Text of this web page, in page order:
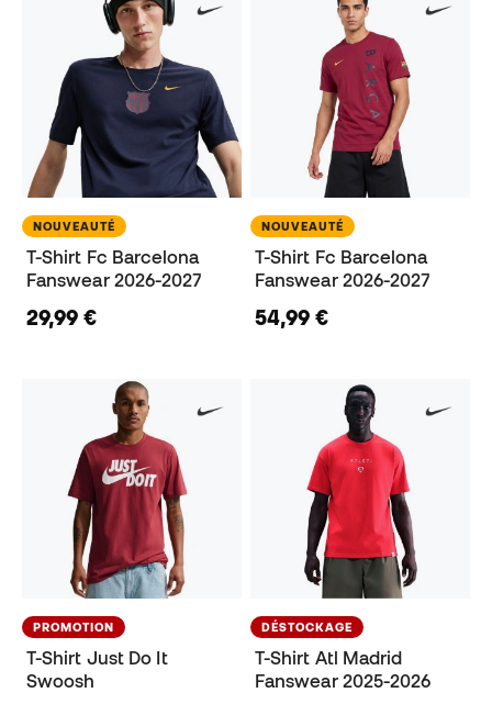
NOUVEAUTÉ
T-Shirt Fc Barcelona
Fanswear 2026-2027
29,99 €
NOUVEAUTÉ
T-Shirt Fc Barcelona
Fanswear 2026-2027
54,99 €
PROMOTION
T-Shirt Just Do It
Swoosh
DÉSTOCKAGE
T-Shirt Atl Madrid
Fanswear 2025-2026